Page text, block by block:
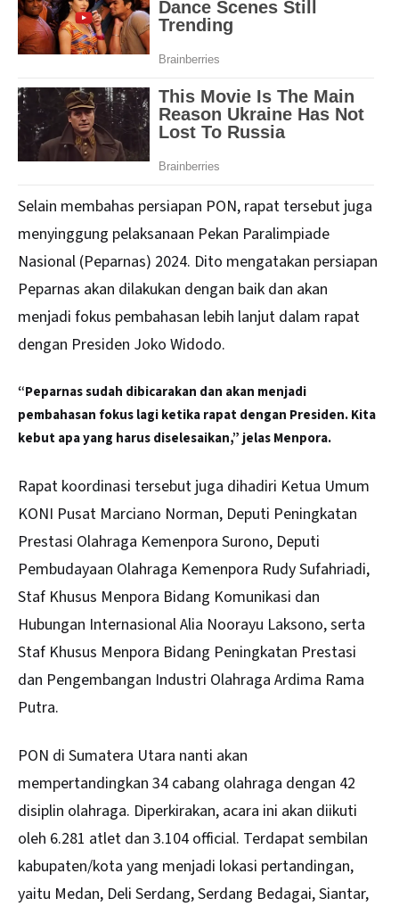
Selain membahas persiapan PON, rapat tersebut juga
menyinggung pelaksanaan Pekan Paralimpiade
Nasional (Peparnas) 2024. Dito mengatakan persiapan
Peparnas akan dilakukan dengan baik dan akan
menjadi fokus pembahasan lebih lanjut dalam rapat
dengan Presiden Joko Widodo.
“Peparnas sudah dibicarakan dan akan menjadi
pembahasan fokus lagi ketika rapat dengan Presiden. Kita
kebut apa yang harus diselesaikan,” jelas Menpora.
Rapat koordinasi tersebut juga dihadiri Ketua Umum
KONI Pusat Marciano Norman, Deputi Peningkatan
Prestasi Olahraga Kemenpora Surono, Deputi
Pembudayaan Olahraga Kemenpora Rudy Sufahriadi,
Staf Khusus Menpora Bidang Komunikasi dan
Hubungan Internasional Alia Noorayu Laksono, serta
Staf Khusus Menpora Bidang Peningkatan Prestasi
dan Pengembangan Industri Olahraga Ardima Rama
Putra.
PON di Sumatera Utara nanti akan
mempertandingkan 34 cabang olahraga dengan 42
disiplin olahraga. Diperkirakan, acara ini akan diikuti
oleh 6.281 atlet dan 3.104 official. Terdapat sembilan
kabupaten/kota yang menjadi lokasi pertandingan,
yaitu Medan, Deli Serdang, Serdang Bedagai, Siantar,